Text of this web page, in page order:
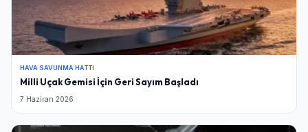
HAVA SAVUNMA HATTI
Milli Uçak Gemisi İçin Geri Sayım Başladı
7 Haziran 2026